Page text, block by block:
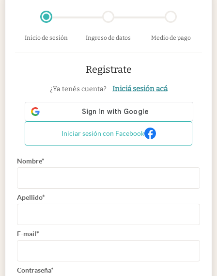
Inicio de sesión Ingreso de datos Medio de pago
Registrate
¿Ya tenés cuenta? Iniciá sesión acá
Iniciar sesión con Facebook
Nombre*
Apellido*
E-mail*
Contraseña*